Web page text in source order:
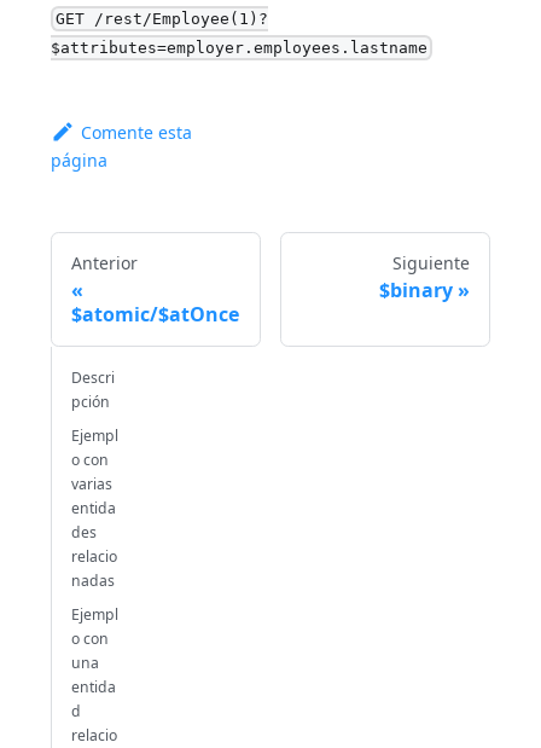
GET /rest/Employee(1)?
$attributes=employer.employees.lastname
Comente esta
página
Anterior
$atomic/$atOnce
Siguiente
$binary
Descri
pción
Ejempl
o con
varias
entida
des
relacio
nadas
Ejempl
o con
una
entida
d
relacio